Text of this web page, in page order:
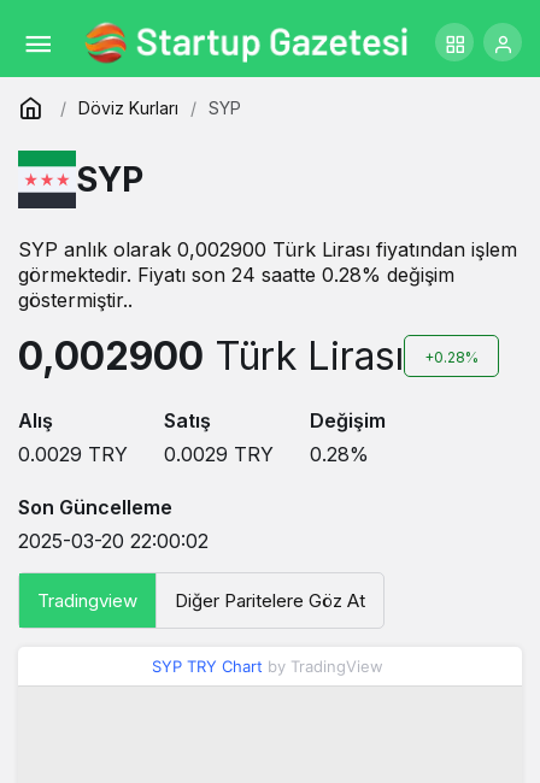
Döviz Kurları SYP
SYP
SYP anlık olarak 0,002900 Türk Lirası fiyatından işlem
görmektedir. Fiyatı son 24 saatte 0.28% değişim
göstermiştir..
0,002900 Türk Lirası +0.28%
Alış
0.0029 TRY
Satış
0.0029 TRY
Değişim
0.28%
Son Güncelleme
2025-03-20 22:00:02
Tradingview Diğer Paritelere Göz At
SYP TRY Chart by TradingView